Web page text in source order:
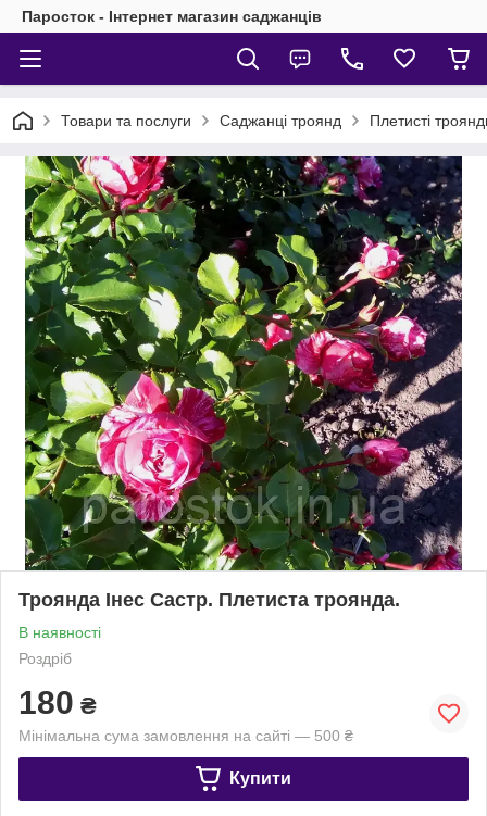
Паросток - Інтернет магазин саджанців
Товари та послуги Саджанці троянд Плетисті
Троянда Інес Састр. Плетиста троянда.
В наявності
Роздріб
180 ₴
Мінімальна сума замовлення на сайті — 500 ₴
Купити